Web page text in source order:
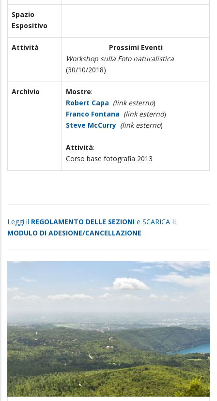
Spazio
Espositivo
Attività
Prossimi Eventi
Workshop sulla Foto naturalistica
(30/10/2018)
Archivio Mostre
Robert Capa
(link esterno )
Franco Fontana
(link esterno )
Steve McCurry
(link esterno )
Attività
Corso base fotografia 2013
Leggi il REGOLAMENTO DELLE SEZIONI e SCARICA IL
MODULO DI ADESIONE/CANCELLAZIONE